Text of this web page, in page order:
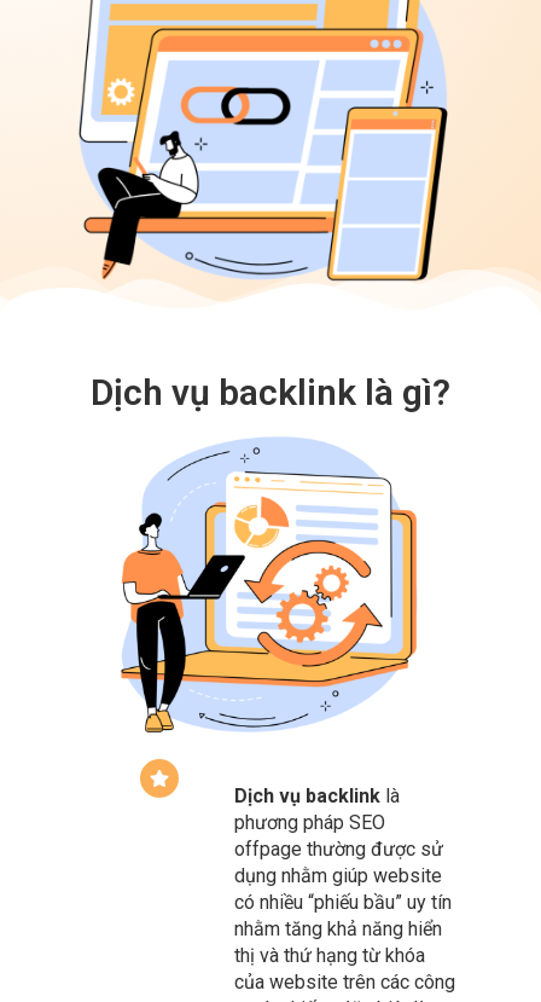
Dịch vụ backlink
dụng nhằm giúp website
có nhiều “phiếu bầu” uy tín
nhằm tăng khả năng hiển
thị và thứ hạng từ khóa
của website trên các công
cụ tìm kiếm, đặc biệt là
google. Bao gồm các
trang báo uy tín, trang web